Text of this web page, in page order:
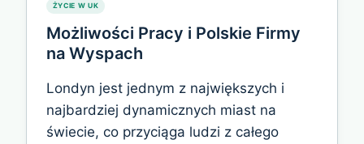
ŻYCIE W UK
Możliwości Pracy i Polskie Firmy
na Wyspach
Londyn jest jednym z największych i
najbardziej dynamicznych miast na
świecie, co przyciąga ludzi z całego